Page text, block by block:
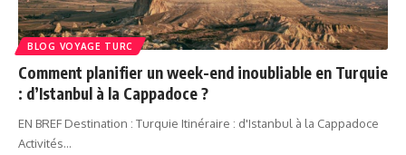
BLOG VOYAGE TURC
Comment planifier un week-end inoubliable en Turquie
: d’Istanbul à la Cappadoce ?
EN BREF Destination : Turquie Itinéraire : d'Istanbul à la Cappadoce
Activités…